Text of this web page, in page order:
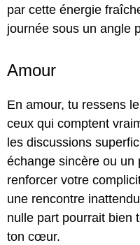
par cette énergie
journée sous un angle
Amour
En amour, tu ressens
ceux qui comptent
les discussions
échange sincère ou un
renforcer votre
une rencontre
nulle part pourrait bien
ton cœur.